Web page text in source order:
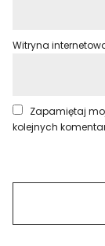
Witryna
Zapamiętaj
kolejnych